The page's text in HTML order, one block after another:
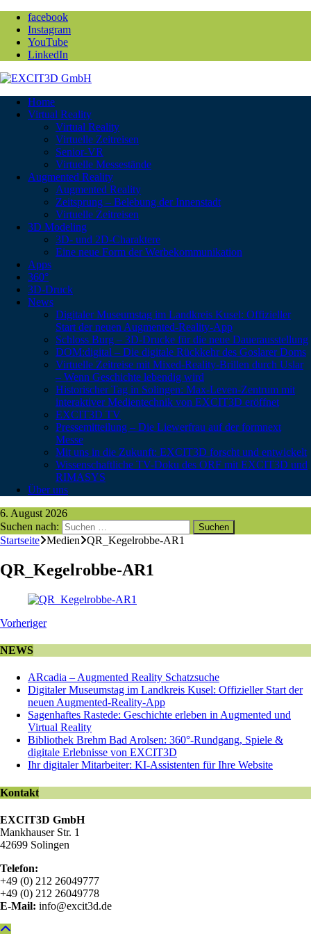
facebook
Instagram
YouTube
LinkedIn
Home
Virtual Reality
Virtual Reality
Virtuelle Zeitreisen
Senior-VR
Virtuelle Messestände
Augmented Reality
Augmented Reality
Zeitsprung – Belebung der Innenstadt
Virtuelle Zeitreisen
3D Modeling
3D- und 2D-Charaktere
Eine neue Form der Werbekommunikation
Apps
360°
3D-Druck
News
Digitaler Museumstag im Landkreis Kusel: Offizieller
Start der neuen Augmented-Reality-App
Schloss Burg – 3D-Drucke für die neue Dauerausstellung
DOM:digital – Die digitale Rückkehr des Goslarer Doms
Virtuelle Zeitreise mit Mixed-Reality-Brillen durch Uslar
– Wenn Geschichte lebendig wird
Historischer Tag in Solingen: Max-Leven-Zentrum mit
interaktiver Medientechnik von EXCIT3D eröffnet
EXCIT3D TV
Pressemitteilung – Die Liewerfrau auf der formnext
Messe
Mit uns in die Zukunft: EXCIT3D forscht und entwickelt
Wissenschaftliche TV-Doku des ORF mit EXCIT3D und
RIMASYS
Über uns
6. August 2026
Suchen nach:
Startseite Medien QR_Kegelrobbe-AR1
QR_Kegelrobbe-AR1
Vorheriger
NEWS
ARcadia – Augmented Reality Schatzsuche
Digitaler Museumstag im Landkreis Kusel: Offizieller Start der
neuen Augmented-Reality-App
Sagenhaftes Rastede: Geschichte erleben in Augmented und
Virtual Reality
Bibliothek Brehm Bad Arolsen: 360°-Rundgang, Spiele &
digitale Erlebnisse von EXCIT3D
Ihr digitaler Mitarbeiter: KI-Assistenten für Ihre Website
Kontakt
EXCIT3D GmbH
Mankhauser Str. 1
42699 Solingen
Telefon:
+49 (0) 212 26049777
+49 (0) 212 26049778
E-Mail: info@excit3d.de